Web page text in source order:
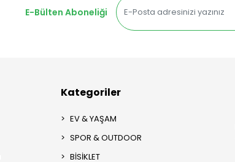
E-Bülten Aboneliği
Kategoriler
EV & YAŞAM
SPOR & OUTDOOR
BİSİKLET